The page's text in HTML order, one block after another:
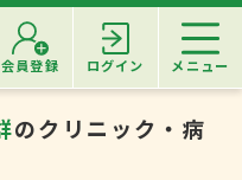
会員登録 ログイン メニュー
のクリニック・病